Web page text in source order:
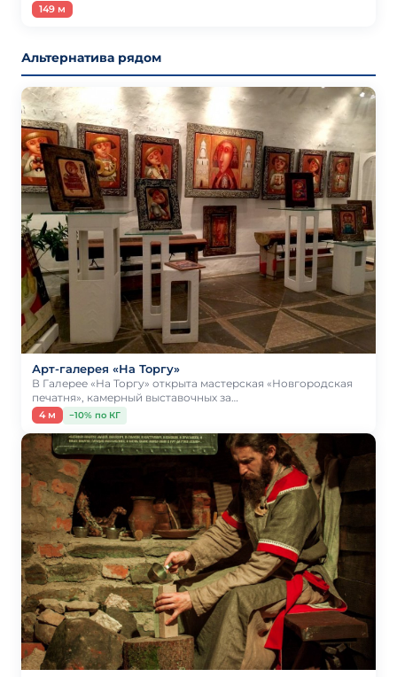
149 м
Альтернатива рядом
Арт-галерея «На Торгу»
В Галерее «На Торгу» открыта мастерская «Новгородская
печатня», камерный выставочных за…
4 м −10% по КГ